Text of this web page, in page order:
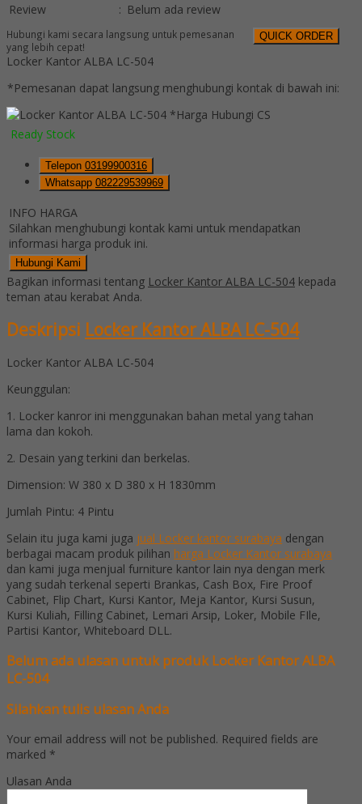
Review
: Belum ada review
QUICK ORDER
Hubungi kami secara langsung untuk pemesanan
yang lebih cepat!
Locker Kantor ALBA LC-504
*Pemesanan dapat langsung menghubungi kontak di bawah ini:
*Harga Hubungi CS
Ready Stock
Telepon 03199900316
Whatsapp 082229539969
INFO HARGA
Silahkan menghubungi kontak kami untuk mendapatkan
informasi harga produk ini.
Hubungi Kami
Bagikan informasi tentang Locker Kantor ALBA LC-504 kepada
teman atau kerabat Anda.
Deskripsi Locker Kantor ALBA LC-504
Locker Kantor ALBA LC-504
Keunggulan:
1. Locker kanror ini menggunakan bahan metal yang tahan
lama dan kokoh.
2. Desain yang terkini dan berkelas.
Dimension: W 380 x D 380 x H 1830mm
Jumlah Pintu: 4 Pintu
Selain itu juga kami juga jual Locker kantor surabaya dengan
berbagai macam produk pilihan harga Locker Kantor surabaya
dan kami juga menjual furniture kantor lain nya dengan merk
yang sudah terkenal seperti Brankas, Cash Box, Fire Proof
Cabinet, Flip Chart, Kursi Kantor, Meja Kantor, Kursi Susun,
Kursi Kuliah, Filling Cabinet, Lemari Arsip, Loker, Mobile FIle,
Partisi Kantor, Whiteboard DLL.
Belum ada ulasan untuk produk Locker Kantor ALBA
LC-504
Silahkan tulis ulasan Anda
Your email address will not be published. Required fields are
marked *
Ulasan Anda